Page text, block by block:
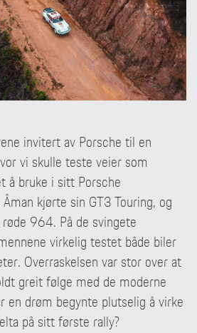
invitert av Porsche til en
vi skulle teste veier som
å bruke i sitt Porsche
kjørte sin GT3 Touring, og
964. På de svingete
virkelig testet både biler
Overraskelsen var stor over at
greit følge med de moderne
en drøm begynte plutselig å virke
på sitt første rally?